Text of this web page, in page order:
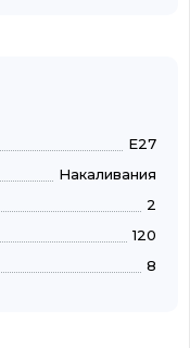
E27
Накаливания
2
120
8